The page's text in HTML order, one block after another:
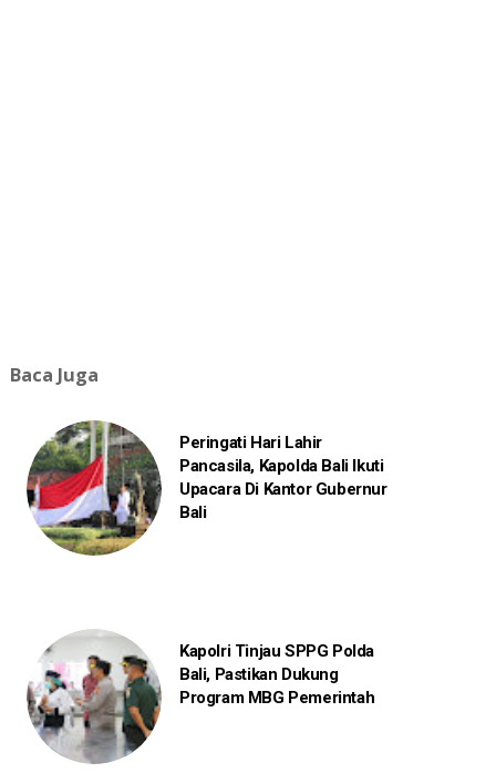
Baca Juga
Peringati Hari Lahir
Pancasila, Kapolda Bali Ikuti
Upacara Di Kantor Gubernur
Bali
Kapolri Tinjau SPPG Polda
Bali, Pastikan Dukung
Program MBG Pemerintah